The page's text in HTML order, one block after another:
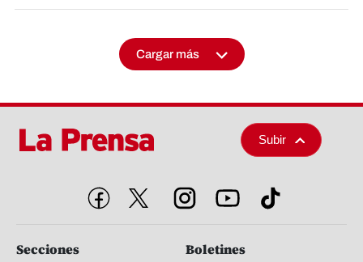
Cargar más
Subir
Secciones Boletines